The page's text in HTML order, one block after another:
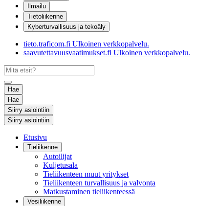
Ilmailu
Tietoliikenne
Kyberturvallisuus ja tekoäly
tieto.traficom.fi Ulkoinen verkkopalvelu.
saavutettavuusvaatimukset.fi Ulkoinen verkkopalvelu.
Hae
Hae
Siirry asiointiin
Siirry asiointiin
Etusivu
Tieliikenne
Autoilijat
Kuljetusala
Tieliikenteen muut yritykset
Tieliikenteen turvallisuus ja valvonta
Matkustaminen tieliikenteessä
Vesiliikenne